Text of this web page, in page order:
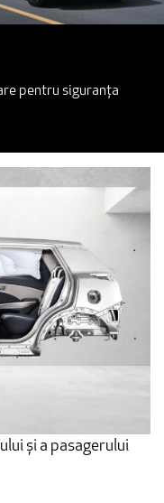
pentru siguranța
și a pasagerului